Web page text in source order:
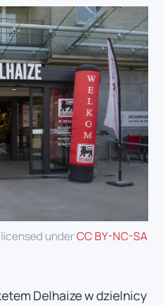
underCC BY-NC-SA
Delhaize w dzielnicy